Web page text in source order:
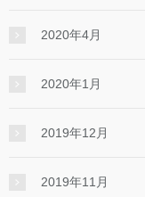
2020年4月
2020年1月
2019年12月
2019年11月